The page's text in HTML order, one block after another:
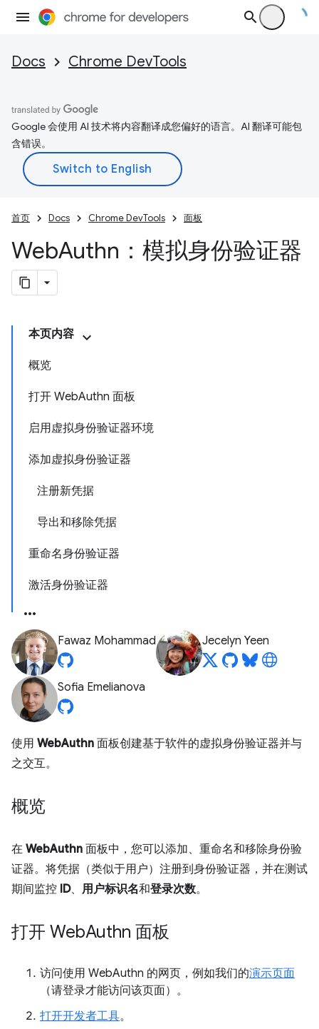
Docs Chrome DevTools
Google 会使用 AI 技术将内容翻译成您偏好的语言。AI 翻译可能包
含错误。
首页 Docs Chrome DevTools 面板
WebAuthn：模拟身份验证器
本页内容
概览
打开 WebAuthn 面板
启用虚拟身份验证器环境
添加虚拟身份验证器
注册新凭据
导出和移除凭据
重命名身份验证器
激活身份验证器
Fawaz Mohammad Jecelyn Yeen
Sofia Emelianova
使用 WebAuthn 面板创建基于软件的虚拟身份验证器并与
之交互。
概览
在 WebAuthn 面板中，您可以添加、重命名和移除身份验
证器。将凭据（类似于用户）注册到身份验证器，并在测试
期间监控 ID、 用户标识名和登录次数。
打开 WebAuthn 面板
访问使用 WebAuthn 的网页，例如我们的演示页面
（请登录才能访问该页面）。
打开开发者工具。